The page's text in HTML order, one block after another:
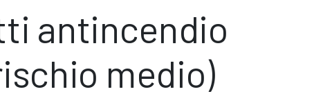
antincendio
medio)